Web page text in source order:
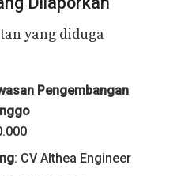
yang diduga
Pengembangan
: CV Althea Engineer